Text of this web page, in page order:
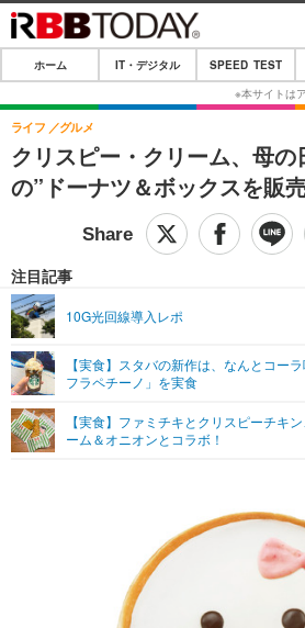
ホーム
IT・デジタル
IT・デジタルTOP
ショッピング
SPEED TEST
エンタメTOP
グラビア
ショッピング
ライフTOP
その他
リリース一覧
プッシュ通知の停止方法
ホーム IT・デジタル SPEED TEST
クリスピー・クリーム、母の
の”ドーナツ＆ボックスを販
ライフ グルメ
注目記事
10G光回線導入レポ
【実食】スタバの新作は、なんとコー
フラペチーノ」を実食
【実食】ファミチキとクリスピーチキ
ーム＆オニオンとコラボ！